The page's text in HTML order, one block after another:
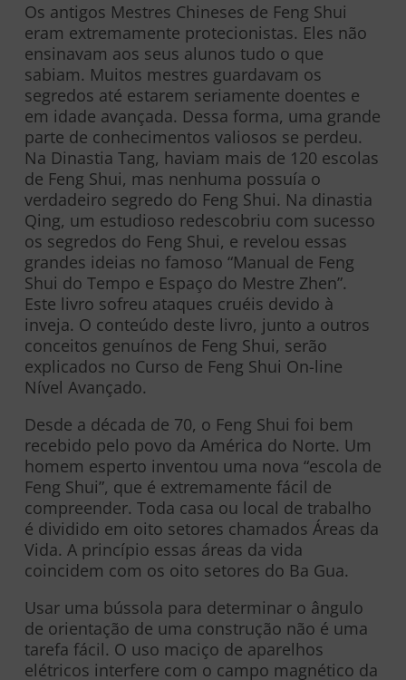
Os antigos Mestres Chineses de Feng Shui
eram extremamente protecionistas. Eles não
ensinavam aos seus alunos tudo o que
sabiam. Muitos mestres guardavam os
segredos até estarem seriamente doentes e
em idade avançada. Dessa forma, uma grande
parte de conhecimentos valiosos se perdeu.
Na Dinastia Tang, haviam mais de 120 escolas
de Feng Shui, mas nenhuma possuía o
verdadeiro segredo do Feng Shui. Na dinastia
Qing, um estudioso redescobriu com sucesso
os segredos do Feng Shui, e revelou essas
grandes ideias no famoso “Manual de Feng
Shui do Tempo e Espaço do Mestre Zhen”.
Este livro sofreu ataques cruéis devido à
inveja. O conteúdo deste livro, junto a outros
conceitos genuínos de Feng Shui, serão
explicados no Curso de Feng Shui On-line
Nível Avançado.
Desde a década de 70, o Feng Shui foi bem
recebido pelo povo da América do Norte. Um
homem esperto inventou uma nova “escola de
Feng Shui”, que é extremamente fácil de
compreender. Toda casa ou local de trabalho
é dividido em oito setores chamados Áreas da
Vida. A princípio essas áreas da vida
coincidem com os oito setores do Ba Gua.
Usar uma bússola para determinar o ângulo
de orientação de uma construção não é uma
tarefa fácil. O uso maciço de aparelhos
elétricos interfere com o campo magnético da